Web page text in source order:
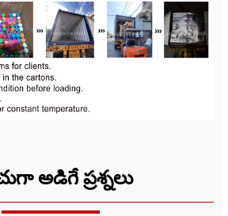
అడిగే ప్రశ్నలు